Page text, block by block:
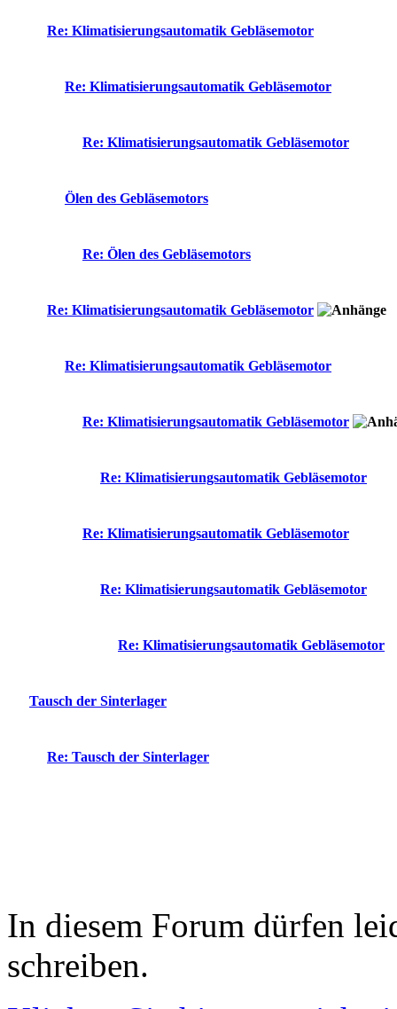
Re: Klimatisierungsautomatik Gebläsemotor
Re: Klimatisierungsautomatik Gebläsemotor
Re: Klimatisierungsautomatik Gebläsemotor
Ölen des Gebläsemotors
Re: Ölen des Gebläsemotors
Re: Klimatisierungsautomatik Gebläsemotor
Re: Klimatisierungsautomatik Gebläsemotor
Re: Klimatisierungsautomatik Gebläsemotor
Re: Klimatisierungsautomatik Gebläsemotor
Re: Klimatisierungsautomatik Gebläsemotor
Re: Klimatisierungsautomatik Gebläsemotor
Re: Klimatisierungsautomatik Gebläsemotor
Tausch der Sinterlager
Re: Tausch der Sinterlager
In diesem Forum dürfen
schreiben.